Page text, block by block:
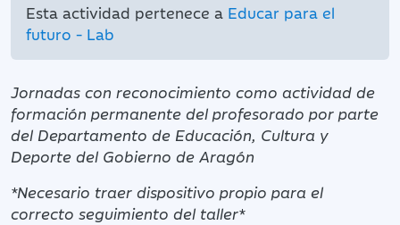
Esta actividad pertenece a Educar para el
futuro - Lab
Jornadas con reconocimiento como actividad de
formación permanente del profesorado por parte
del Departamento de Educación, Cultura y
Deporte del Gobierno de Aragón
*Necesario traer dispositivo propio para el
correcto seguimiento del taller*